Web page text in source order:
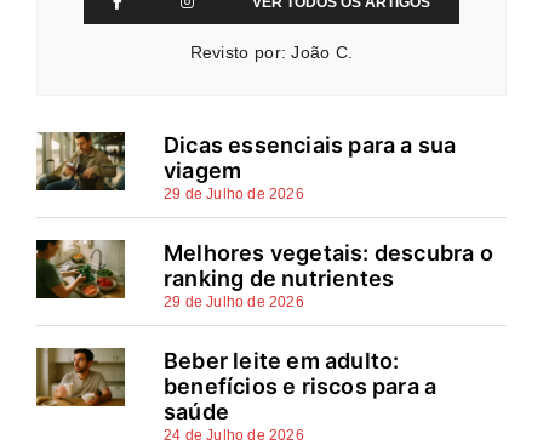
Revisto por: João C.
Dicas essenciais para a sua
viagem
29 de Julho de 2026
Melhores vegetais: descubra o
ranking de nutrientes
29 de Julho de 2026
Beber leite em adulto:
benefícios e riscos para a
saúde
24 de Julho de 2026